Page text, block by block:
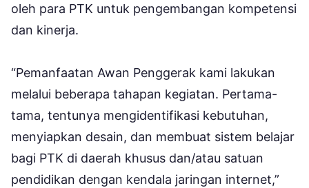
oleh para PTK untuk pengembangan kompetensi
dan kinerja.
“Pemanfaatan Awan Penggerak kami lakukan
melalui beberapa tahapan kegiatan. Pertama-
tama, tentunya mengidentifikasi kebutuhan,
menyiapkan desain, dan membuat sistem belajar
bagi PTK di daerah khusus dan/atau satuan
pendidikan dengan kendala jaringan internet,”